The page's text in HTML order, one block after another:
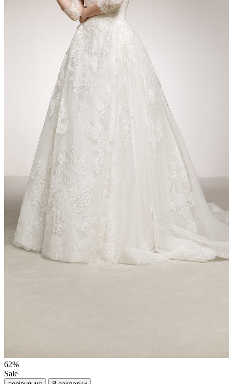
62%
Sale